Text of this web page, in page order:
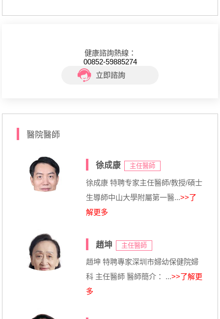
健康諮詢熱線：
00852-59885274
立即諮詢
醫院醫師
徐成康 主任醫師
徐成康 特聘专家主任醫師/教授/碩士
生導師中山大學附屬第一醫...>>了
解更多
趙坤 主任醫師
趙坤 特聘專家深圳市婦幼保健院婦
科 主任醫師 醫師簡介： ...>>了解更
多